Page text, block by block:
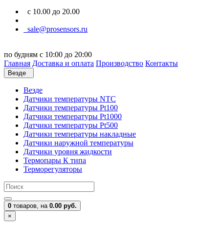
с 10.00 до 20.00
sale@prosensors.ru
по будням с 10:00 до 20:00
Главная Доставка и оплата Производство Контакты
Везде
Везде
Датчики температуры NTC
Датчики температуры Pt100
Датчики температуры Pt1000
Датчики температуры Pt500
Датчики температуры накладные
Датчики наружной температуры
Датчики уровня жидкости
Термопары К типа
Терморегуляторы
0 товаров, на 0.00 руб.
×